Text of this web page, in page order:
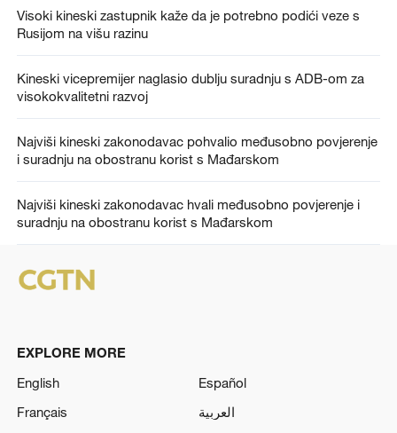
Visoki kineski zastupnik kaže da je potrebno podići veze s
Rusijom na višu razinu
Kineski vicepremijer naglasio dublju suradnju s ADB-om za
visokokvalitetni razvoj
Najviši kineski zakonodavac pohvalio međusobno povjerenje
i suradnju na obostranu korist s Mađarskom
Najviši kineski zakonodavac hvali međusobno povjerenje i
suradnju na obostranu korist s Mađarskom
EXPLORE MORE
English
Español
Français
العربية